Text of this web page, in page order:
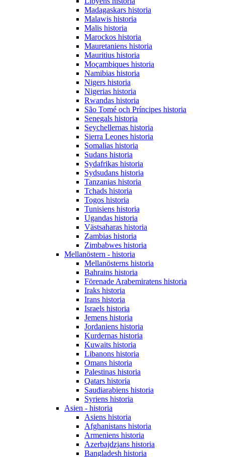
Madagaskars historia
Malawis historia
Malis historia
Marockos historia
Mauretaniens historia
Mauritius historia
Moçambiques historia
Namibias historia
Nigers historia
Nigerias historia
Rwandas historia
São Tomé och Príncipes historia
Senegals historia
Seychellernas historia
Sierra Leones historia
Somalias historia
Sudans historia
Sydafrikas historia
Sydsudans historia
Tanzanias historia
Tchads historia
Togos historia
Tunisiens historia
Ugandas historia
Västsaharas historia
Zambias historia
Zimbabwes historia
Mellanöstern - historia
Mellanösterns historia
Bahrains historia
Förenade Arabemiratens historia
Iraks historia
Irans historia
Israels historia
Jemens historia
Jordaniens historia
Kurdernas historia
Kuwaits historia
Libanons historia
Omans historia
Palestinas historia
Qatars historia
Saudiarabiens historia
Syriens historia
Asien - historia
Asiens historia
Afghanistans historia
Armeniens historia
Azerbajdzjans historia
Bangladesh historia